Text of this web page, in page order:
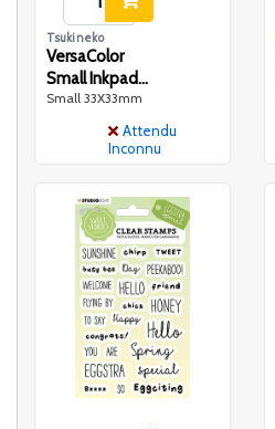
Tsukineko
VersaColor
Small Inkpad-
Pink
Small 33X33mm
Attendu
Inconnu